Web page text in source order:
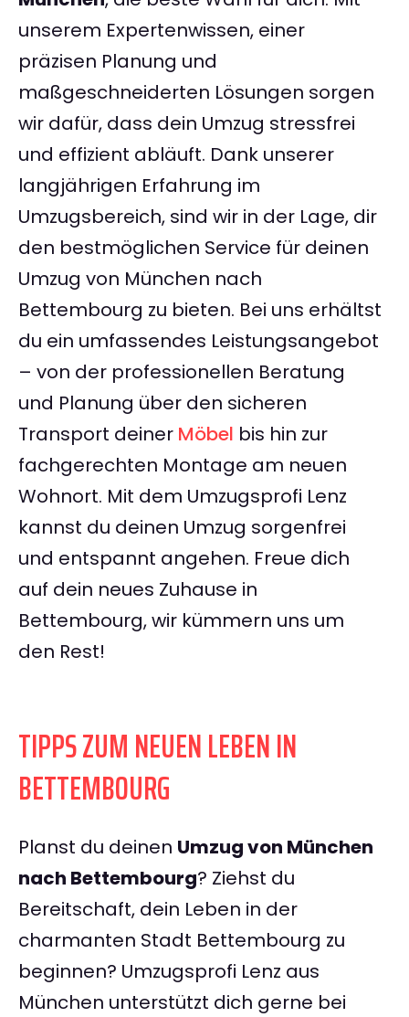
unserem Expertenwissen, einer
präzisen Planung und
maßgeschneiderten Lösungen sorgen
wir dafür, dass dein Umzug stressfrei
und effizient abläuft. Dank unserer
langjährigen Erfahrung im
Umzugsbereich, sind wir in der Lage, dir
den bestmöglichen Service für deinen
Umzug von München nach
Bettembourg zu bieten. Bei uns erhältst
du ein umfassendes Leistungsangebot
– von der professionellen Beratung
und Planung über den sicheren
Transport deiner Möbel bis hin zur
fachgerechten Montage am neuen
Wohnort. Mit dem Umzugsprofi Lenz
kannst du deinen Umzug sorgenfrei
und entspannt angehen. Freue dich
auf dein neues Zuhause in
Bettembourg, wir kümmern uns um
den Rest!
TIPPS ZUM NEUEN LEBEN IN
BETTEMBOURG
Planst du deinen Umzug von München
nach Bettembourg? Ziehst du
Bereitschaft, dein Leben in der
charmanten Stadt Bettembourg zu
beginnen? Umzugsprofi Lenz aus
München unterstützt dich gerne bei